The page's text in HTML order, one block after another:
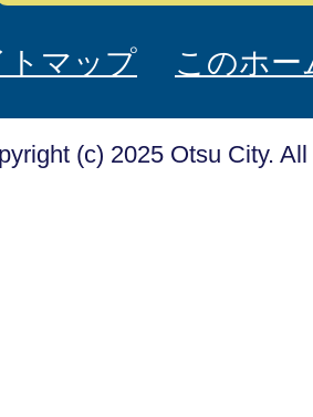
トマップ このホ
(c) 2025 Otsu City.